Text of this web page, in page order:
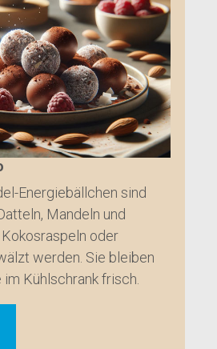
Energiebällchen sind
Mandeln und
oder
werden. Sie bleiben
Kühlschrank frisch.